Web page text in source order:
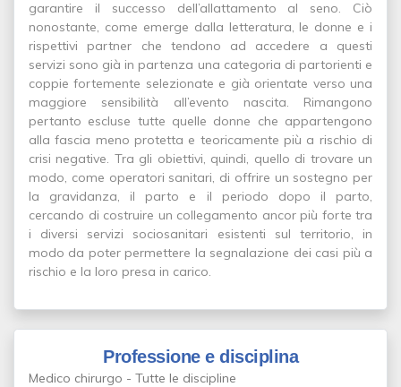
garantire il successo dell’allattamento al seno. Ciò
nonostante, come emerge dalla letteratura, le donne e i
rispettivi partner che tendono ad accedere a questi
servizi sono già in partenza una categoria di partorienti e
coppie fortemente selezionate e già orientate verso una
maggiore sensibilità all’evento nascita. Rimangono
pertanto escluse tutte quelle donne che appartengono
alla fascia meno protetta e teoricamente più a rischio di
crisi negative. Tra gli obiettivi, quindi, quello di trovare un
modo, come operatori sanitari, di offrire un sostegno per
la gravidanza, il parto e il periodo dopo il parto,
cercando di costruire un collegamento ancor più forte tra
i diversi servizi sociosanitari esistenti sul territorio, in
modo da poter permettere la segnalazione dei casi più a
rischio e la loro presa in carico.
Professione e disciplina
Medico chirurgo - Tutte le discipline